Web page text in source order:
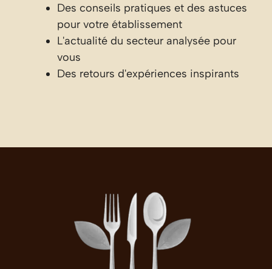
Des conseils pratiques et des astuces
pour votre établissement
L'actualité du secteur analysée pour
vous
Des retours d'expériences inspirants